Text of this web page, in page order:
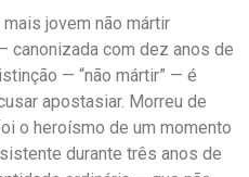
jovem não mártir
canonizada com dez anos de
— “não mártir” — é
apostasiar. Morreu de
o heroísmo de um momento
durante três anos de